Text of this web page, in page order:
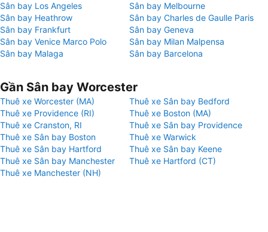
Sân bay Los Angeles
Sân bay Melbourne
Sân bay Heathrow
Sân bay Charles de Gaulle Paris
Sân bay Frankfurt
Sân bay Geneva
Sân bay Venice Marco Polo
Sân bay Milan Malpensa
Sân bay Malaga
Sân bay Barcelona
Gần Sân bay Worcester
Thuê xe Worcester (MA)
Thuê xe Sân bay Bedford
Thuê xe Providence (RI)
Thuê xe Boston (MA)
Thuê xe Cranston, RI
Thuê xe Sân bay Providence
Thuê xe Sân bay Boston
Thuê xe Warwick
Thuê xe Sân bay Hartford
Thuê xe Sân bay Keene
Thuê xe Sân bay Manchester
Thuê xe Hartford (CT)
Thuê xe Manchester (NH)